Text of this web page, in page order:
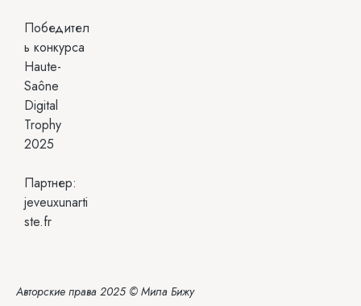
Победител
ь конкурса
Haute-
Saône
Digital
Trophy
2025
Партнер:
jeveuxunarti
ste.fr
Авторские права 2025 © Мила Бижу